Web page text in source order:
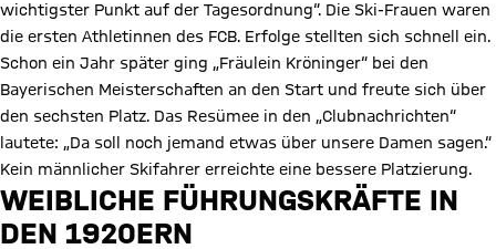
wichtigster Punkt auf der Tagesordnung“. Die Ski-Frauen waren
die ersten Athletinnen des FCB. Erfolge stellten sich schnell ein.
Schon ein Jahr später ging „Fräulein Kröninger“ bei den
Bayerischen Meisterschaften an den Start und freute sich über
den sechsten Platz. Das Resümee in den „Clubnachrichten“
lautete: „Da soll noch jemand etwas über unsere Damen sagen.“
Kein männlicher Skifahrer erreichte eine bessere Platzierung.
WEIBLICHE FÜHRUNGSKRÄFTE IN
DEN 1920ERN